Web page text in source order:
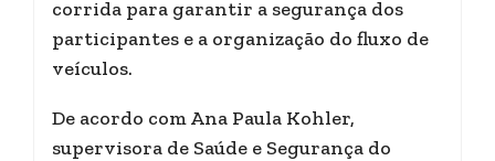
corrida para garantir a segurança dos
participantes e a organização do fluxo de
veículos.
De acordo com Ana Paula Kohler,
supervisora de Saúde e Segurança do